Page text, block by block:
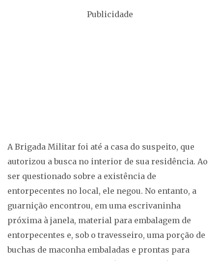
Publicidade
A Brigada Militar foi até a casa do suspeito, que
autorizou a busca no interior de sua residência. Ao
ser questionado sobre a existência de
entorpecentes no local, ele negou. No entanto, a
guarnição encontrou, em uma escrivaninha
próxima à janela, material para embalagem de
entorpecentes e, sob o travesseiro, uma porção de
buchas de maconha embaladas e prontas para